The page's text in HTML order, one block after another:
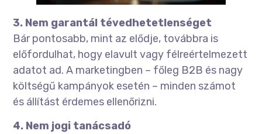
3. Nem garantál tévedhetetlenséget
Bár pontosabb, mint az elődje, továbbra is
előfordulhat, hogy elavult vagy félreértelmezett
adatot ad. A marketingben – főleg B2B és nagy
költségű kampányok esetén – minden számot
és állítást érdemes ellenőrizni.
4. Nem jogi tanácsadó